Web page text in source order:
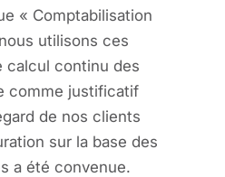
« Comptabilisation
utilisons ces
calcul continu des
comme justificatif
de nos clients
sur la base des
a été convenue.